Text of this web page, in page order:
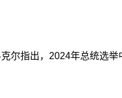
尔指出，2024年总统选举